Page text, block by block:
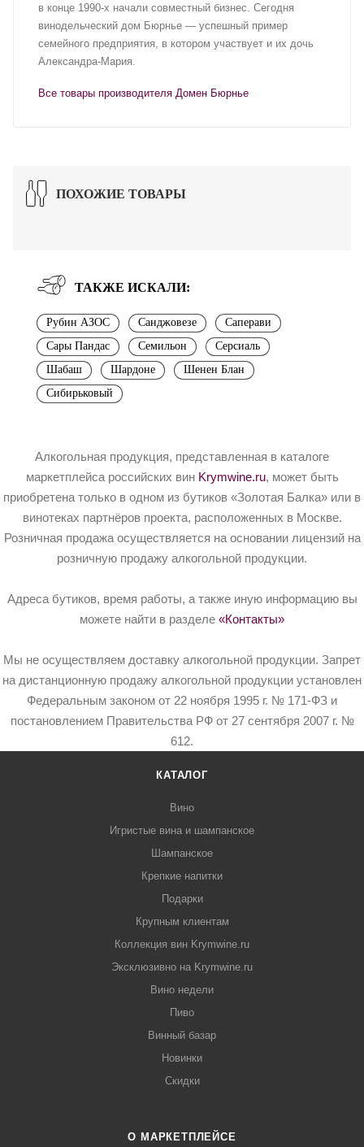
в конце 1990-х начали совместный бизнес. Сегодня
винодельческий дом Бюрнье — успешный пример
семейного предприятия, в котором участвует и их дочь
Александра-Мария.
Все товары производителя Домен Бюрнье
ПОХОЖИЕ ТОВАРЫ
ТАКЖЕ ИСКАЛИ:
Рубин АЗОС Санджовезе
Саперави
Сары Пандас
Семильон
Серсиаль
Шабаш
Шардоне
Шенен Блан
Сибирьковый
Алкогольная продукция, представленная в каталоге
маркетплейса российских вин Krymwine.ru, может быть
приобретена только в одном из бутиков «Золотая Балка» или в
винотеках партнёров проекта, расположенных в Москве.
Розничная продажа осуществляется на основании лицензий на
розничную продажу алкогольной продукции.
Адреса бутиков, время работы, а также иную информацию вы
можете найти в разделе «Контакты»
Мы не осуществляем доставку алкогольной продукции. Запрет
на дистанционную продажу алкогольной продукции установлен
Федеральным законом от 22 ноября 1995 г. № 171-ФЗ и
постановлением Правительства РФ от 27 сентября 2007 г. №
612.
КАТАЛОГ
Вино
Игристые вина и шампанское
Шампанское
Крепкие напитки
Подарки
Крупным клиентам
Коллекция вин Krymwine.ru
Эксклюзивно на Krymwine.ru
Вино недели
Пиво
Винный базар
Новинки
Скидки
О МАРКЕТПЛЕЙСЕ